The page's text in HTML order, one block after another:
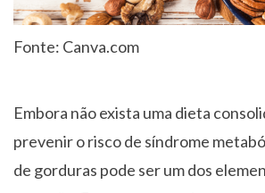
Fonte: Canva.com
Embora não exista uma dieta
prevenir o risco de síndrome
de gorduras pode ser um dos